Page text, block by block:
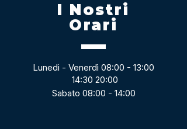
I Nostri
Orari
Lunedi - Venerdì 08:00 - 13:00
14:30 20:00
Sabato 08:00 - 14:00